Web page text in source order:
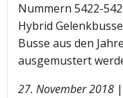
Nummern 5422-
Hybrid
Busse aus den
ausgemustert
27. November 2018